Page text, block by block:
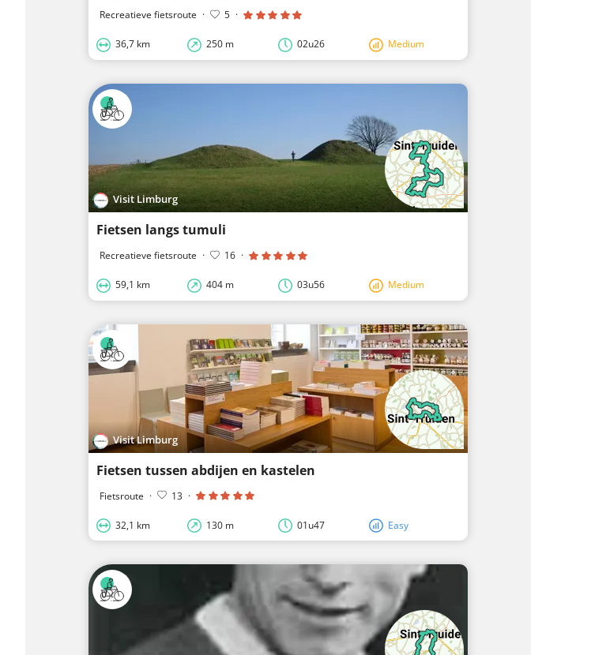
Recreatieve fietsroute · 5 ·
36,7 km 250 m 02u26 Medium
Visit Limburg
Fietsen langs tumuli
Recreatieve fietsroute · 16 ·
59,1 km 404 m 03u56 Medium
Visit Limburg
Fietsen tussen abdijen en kastelen
Fietsroute · 13 ·
32,1 km 130 m 01u47 Easy